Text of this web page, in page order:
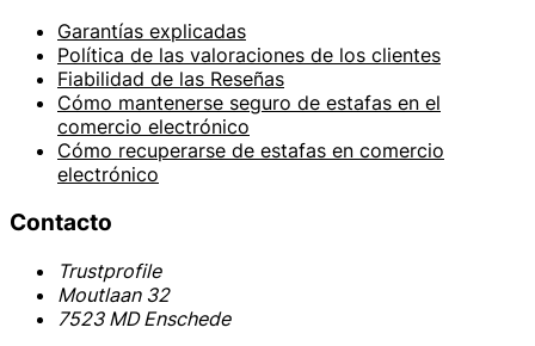
Garantías explicadas
Política de las valoraciones de los clientes
Fiabilidad de las Reseñas
Cómo mantenerse seguro de estafas en el
comercio electrónico
Cómo recuperarse de estafas en comercio
electrónico
Contacto
Trustprofile
Moutlaan 32
7523 MD Enschede